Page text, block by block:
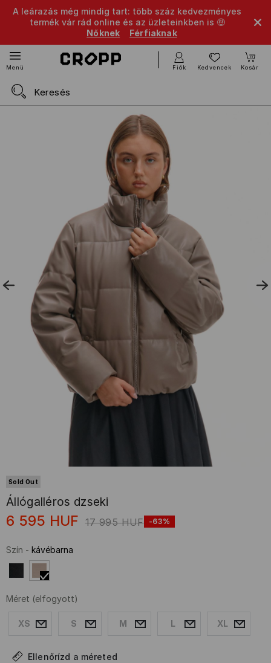
A leárazás még mindig tart: több száz kedvezményes
termék vár rád online és az üzleteinkben is 🤑
Nőknek
Férfiaknak
Menü Fiók Kedvencek Kosár
Sold Out
Állógalléros dzseki
6 595 HUF 17 995 HUF -63%
Szín - kávébarna
Méret (elfogyott)
XS S M L XL
Ellenőrízd a méreted